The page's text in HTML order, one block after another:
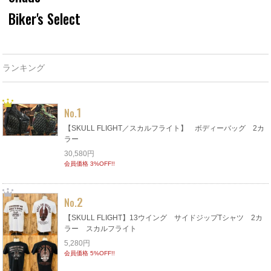
Biker's Select
ランキング
No.1
【SKULL FLIGHT／スカルフライト】 ボディーバッグ 2カ
ラー
30,580円
会員価格 3%OFF!!
No.2
【SKULL FLIGHT】13ウイング サイドジップTシャツ 2カ
ラー スカルフライト
5,280円
会員価格 5%OFF!!